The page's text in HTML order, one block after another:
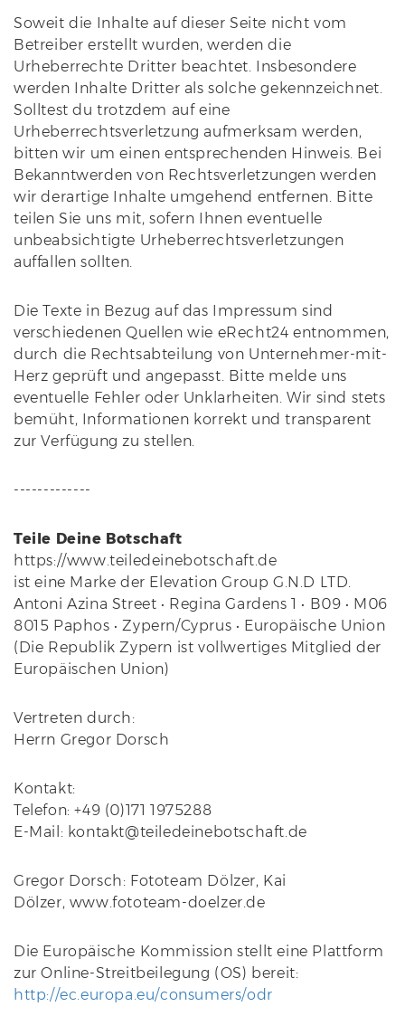
Soweit die Inhalte auf dieser Seite nicht vom
Betreiber erstellt wurden, werden die
Urheberrechte Dritter beachtet. Insbesondere
werden Inhalte Dritter als solche gekennzeichnet.
Solltest du trotzdem auf eine
Urheberrechtsverletzung aufmerksam werden,
bitten wir um einen entsprechenden Hinweis. Bei
Bekanntwerden von Rechtsverletzungen werden
wir derartige Inhalte umgehend entfernen. Bitte
teilen Sie uns mit, sofern Ihnen eventuelle
unbeabsichtigte Urheberrechtsverletzungen
auffallen sollten.
Die Texte in Bezug auf das Impressum sind
verschiedenen Quellen wie eRecht24 entnommen,
durch die Rechtsabteilung von Unternehmer-mit-
Herz geprüft und angepasst. Bitte melde uns
eventuelle Fehler oder Unklarheiten. Wir sind stets
bemüht, Informationen korrekt und transparent
zur Verfügung zu stellen.
-------------
Teile Deine Botschaft
https://www.teiledeinebotschaft.de
ist eine Marke der Elevation Group G.N.D LTD.
Antoni Azina Street • Regina Gardens 1 • B09 • M06
8015 Paphos • Zypern/Cyprus • Europäische Union
(Die Republik Zypern ist vollwertiges Mitglied der
Europäischen Union)
Vertreten durch:
Herrn Gregor Dorsch
Kontakt:
Telefon: +49 (0)171 1975288
E-Mail: kontakt@teiledeinebotschaft.de
Gregor Dorsch: Fototeam Dölzer, Kai
Dölzer, www.fototeam-doelzer.de
Die Europäische Kommission stellt eine Plattform
zur Online-Streitbeilegung (OS) bereit:
http://ec.europa.eu/consumers/odr